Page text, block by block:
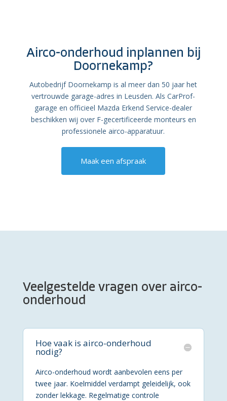
Airco-onderhoud inplannen bij
Doornekamp?
Autobedrijf Doornekamp is al meer dan 50 jaar het
vertrouwde garage-adres in Leusden. Als CarProf-
garage en officieel Mazda Erkend Service-dealer
beschikken wij over F-gecertificeerde monteurs en
professionele airco-apparatuur.
Maak een afspraak
Veelgestelde vragen over airco-
onderhoud
Hoe vaak is airco-onderhoud
nodig?
Airco-onderhoud wordt aanbevolen eens per
twee jaar. Koelmiddel verdampt geleidelijk, ook
zonder lekkage. Regelmatige controle